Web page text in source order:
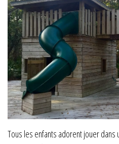
Tous les enfants adorent jouer dans